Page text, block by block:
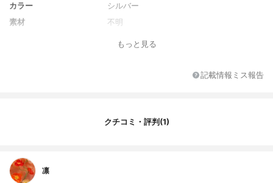
カラー
シルバー
素材
不明
もっと見る
記載情報ミス報告
クチコミ・評判(1)
凛